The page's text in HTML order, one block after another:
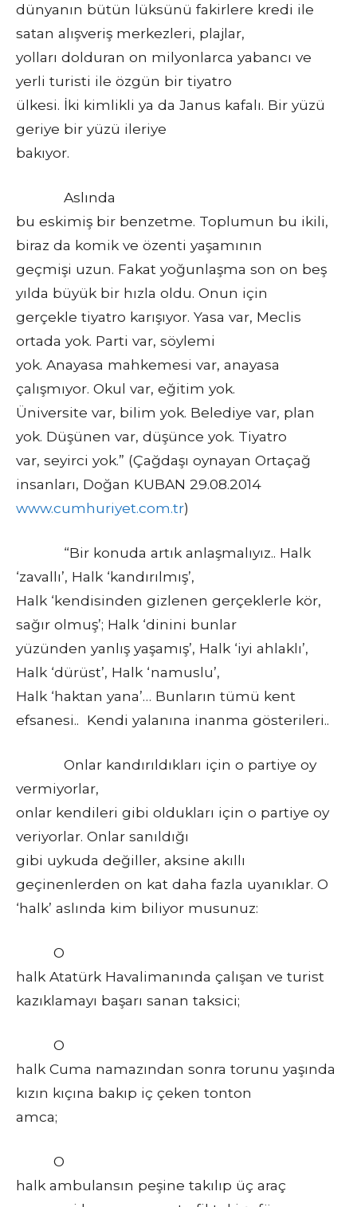
dünyanın bütün lüksünü fakirlere kredi ile
satan alışveriş merkezleri, plajlar,
yolları dolduran on milyonlarca yabancı ve
yerli turisti ile özgün bir tiyatro
ülkesi. İki kimlikli ya da Janus kafalı. Bir yüzü
geriye bir yüzü ileriye
bakıyor.
Aslında
bu eskimiş bir benzetme. Toplumun bu ikili,
biraz da komik ve özenti yaşamının
geçmişi uzun. Fakat yoğunlaşma son on beş
yılda büyük bir hızla oldu. Onun için
gerçekle tiyatro karışıyor. Yasa var, Meclis
ortada yok. Parti var, söylemi
yok. Anayasa mahkemesi var, anayasa
çalışmıyor. Okul var, eğitim yok.
Üniversite var, bilim yok. Belediye var, plan
yok. Düşünen var, düşünce yok. Tiyatro
var, seyirci yok.” (Çağdaşı oynayan Ortaçağ
insanları, Doğan KUBAN 29.08.2014
www.cumhuriyet.com.tr)
“Bir konuda artık anlaşmalıyız.. Halk
‘zavallı’, Halk ‘kandırılmış’,
Halk ‘kendisinden gizlenen gerçeklerle kör,
sağır olmuş’; Halk ‘dinini bunlar
yüzünden yanlış yaşamış’, Halk ‘iyi ahlaklı’,
Halk ‘dürüst’, Halk ‘namuslu’,
Halk ‘haktan yana’… Bunların tümü kent
efsanesi.. Kendi yalanına inanma gösterileri..
Onlar kandırıldıkları için o partiye oy
vermiyorlar,
onlar kendileri gibi oldukları için o partiye oy
veriyorlar. Onlar sanıldığı
gibi uykuda değiller, aksine akıllı
geçinenlerden on kat daha fazla uyanıklar. O
‘halk’ aslında kim biliyor musunuz:
O
halk Atatürk Havalimanında çalışan ve turist
kazıklamayı başarı sanan taksici;
O
halk Cuma namazından sonra torunu yaşında
kızın kıçına bakıp iç çeken tonton
amca;
O
halk ambulansın peşine takılıp üç araç